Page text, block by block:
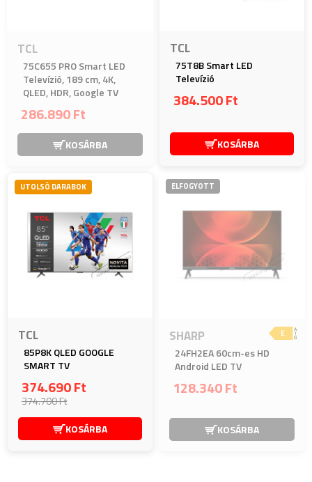
TCL
75C655 PRO Smart LED
Televízió, 189 cm, 4K,
QLED, HDR, Google TV
286.890 Ft
KOSÁRBA
TCL
75T8B Smart LED
Televízió
384.500 Ft
KOSÁRBA
UTOLSÓ DARABOK
TCL
85P8K QLED GOOGLE
SMART TV
374.690 Ft
374.700 Ft
KOSÁRBA
ELFOGYOTT
SHARP
24FH2EA 60cm-es HD
Android LED TV
128.340 Ft
KOSÁRBA